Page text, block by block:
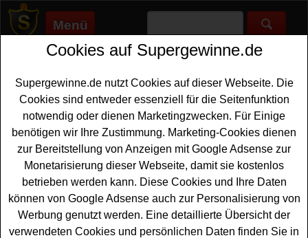
Menü
Supergewinne.de>Gewinnspiele>Buch
Buch gewinnen - Buch Gewinnspiel
Aktuelle Buch Gewinnspiele 2026 bei Supergewinne.de ✅
Jetzt kostenlos mitmachen und mit etwas Glück ein Buch
gewinnen. ✅
Anzeige:
Cookies auf Supergewinne.de
Supergewinne.de nutzt Cookies auf dieser Webseite. Die
Cookies sind entweder essenziell für die Seitenfunktion
notwendig oder dienen Marketingzwecken. Für Einige
benötigen wir Ihre Zustimmung. Marketing-Cookies dienen
zur Bereitstellung von Anzeigen mit Google Adsense zur
Monetarisierung dieser Webseite, damit sie kostenlos
betrieben werden kann. Diese Cookies und Ihre Daten
können von Google Adsense auch zur Personalisierung von
Werbung genutzt werden. Eine detaillierte Übersicht der
verwendeten Cookies und persönlichen Daten finden Sie in